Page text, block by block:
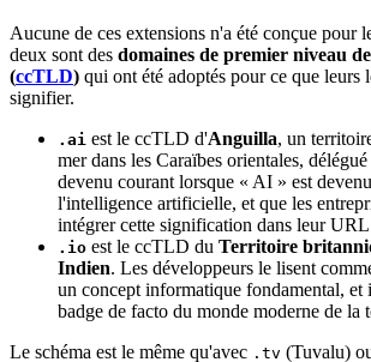
Aucune de ces extensions n'a été conçue pour
deux sont des domaines de premier niveau
(ccTLD) qui ont été adoptés pour ce que leurs
signifier.
.ai est le ccTLD d'Anguilla, un
mer dans les Caraïbes orientales,
devenu courant lorsque « AI » est
l'intelligence artificielle, et que les
intégrer cette signification dans leur
.io est le ccTLD du Territoire
Indien. Les développeurs le lisent
un concept informatique fondamental, et
badge de facto du monde moderne de la
Le schéma est le même qu'avec .tv (Tuvalu)